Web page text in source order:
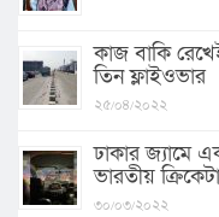
কাজ বাকি
তিন ফ্লাইওভার
২৫/০৪/২০২২
ঢাকার জ্যামে
ভারতীয়
৩০/০৩/২০২২